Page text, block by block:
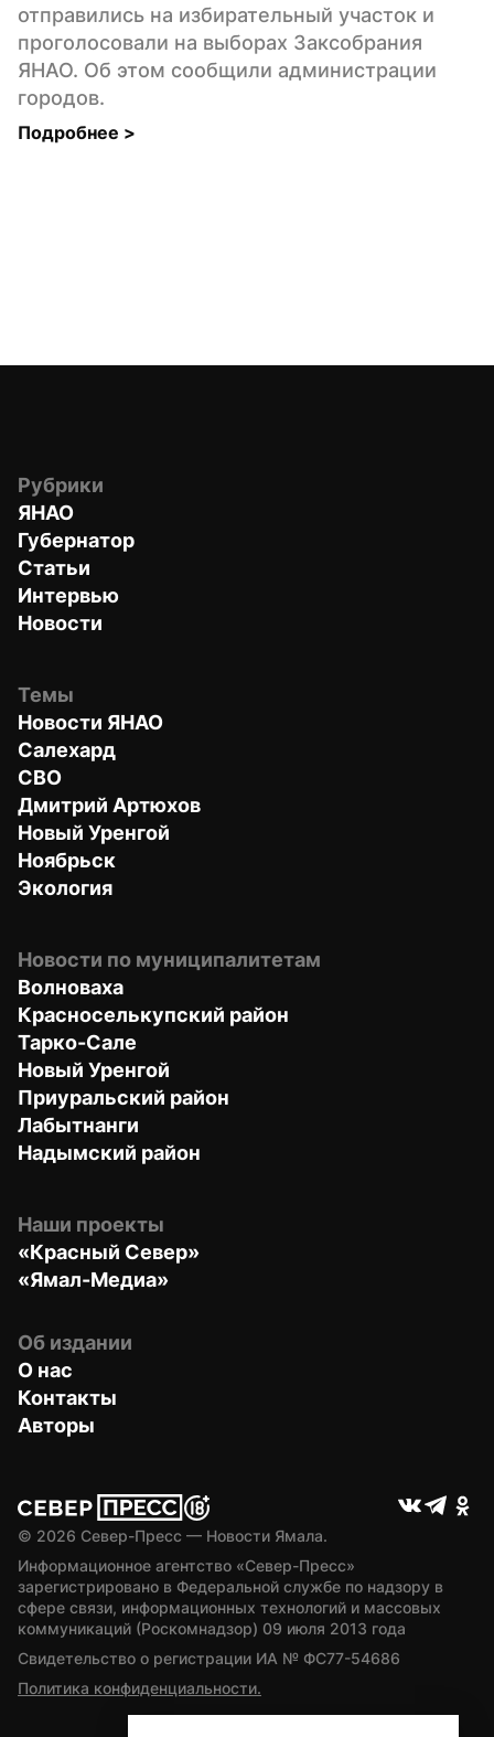
отправились на избирательный участок и
проголосовали на выборах Заксобрания
ЯНАО. Об этом сообщили администрации
городов.
Подробнее >
Рубрики
ЯНАО
Губернатор
Статьи
Интервью
Новости
Темы
Новости ЯНАО
Салехард
СВО
Дмитрий Артюхов
Новый Уренгой
Ноябрьск
Экология
Новости по муниципалитетам
Волноваха
Красноселькупский район
Тарко-Сале
Новый Уренгой
Приуральский район
Лабытнанги
Надымский район
Наши проекты
«Красный Север»
«Ямал-Медиа»
Об издании
О нас
Контакты
Авторы
© 2026 Север-Пресс — Новости Ямала.
Информационное агентство «Север-Пресс»
зарегистрировано в Федеральной службе по надзору в
сфере связи, информационных технологий и массовых
коммуникаций (Роскомнадзор) 09 июля 2013 года
Свидетельство о регистрации ИА № ФС77-54686
Политика конфиденциальности.